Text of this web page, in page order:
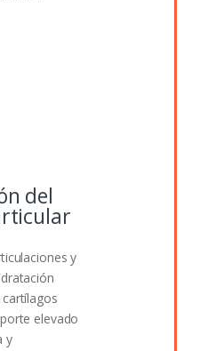
del
y
elevado
y